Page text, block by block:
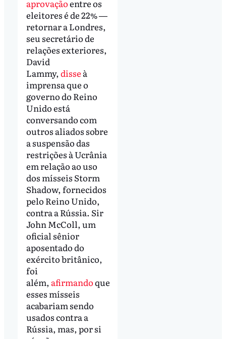
aprovaçãoentre os
eleitores é de 22% ―
retornar a Londres,
seu secretário de
relações exteriores,
David
Lammy, disse à
imprensa que o
governo do Reino
Unido está
conversando com
outros aliados sobre
a suspensão das
restrições à Ucrânia
em relação ao uso
dos mísseis Storm
Shadow, fornecidos
pelo Reino Unido,
contra a Rússia. Sir
John McColl, um
oficial sênior
aposentado do
exército britânico,
foi
além, afirmandoque
esses mísseis
acabariam sendo
usados contra a
Rússia, mas, por si